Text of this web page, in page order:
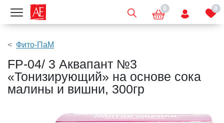
Показать меню 0 0
Фито-ПаМ
FP-04/ 3 Аквапант №3
«Тонизирующий» на основе сока
малины и вишни, 300гр